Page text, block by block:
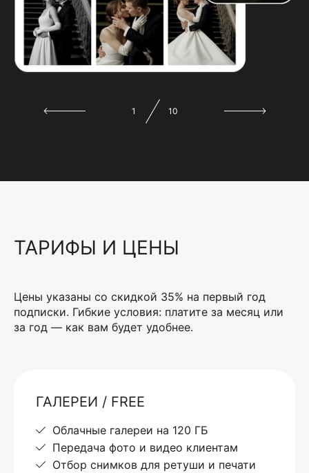
1 10
ТАРИФЫ И ЦЕНЫ
Цены указаны со скидкой 35% на первый год
подписки. Гибкие условия: платите за месяц или
за год — как вам будет удобнее.
ГАЛЕРЕИ / FREE
Облачные галереи на 120 ГБ
Передача фото и видео клиентам
Отбор снимков для ретуши и печати